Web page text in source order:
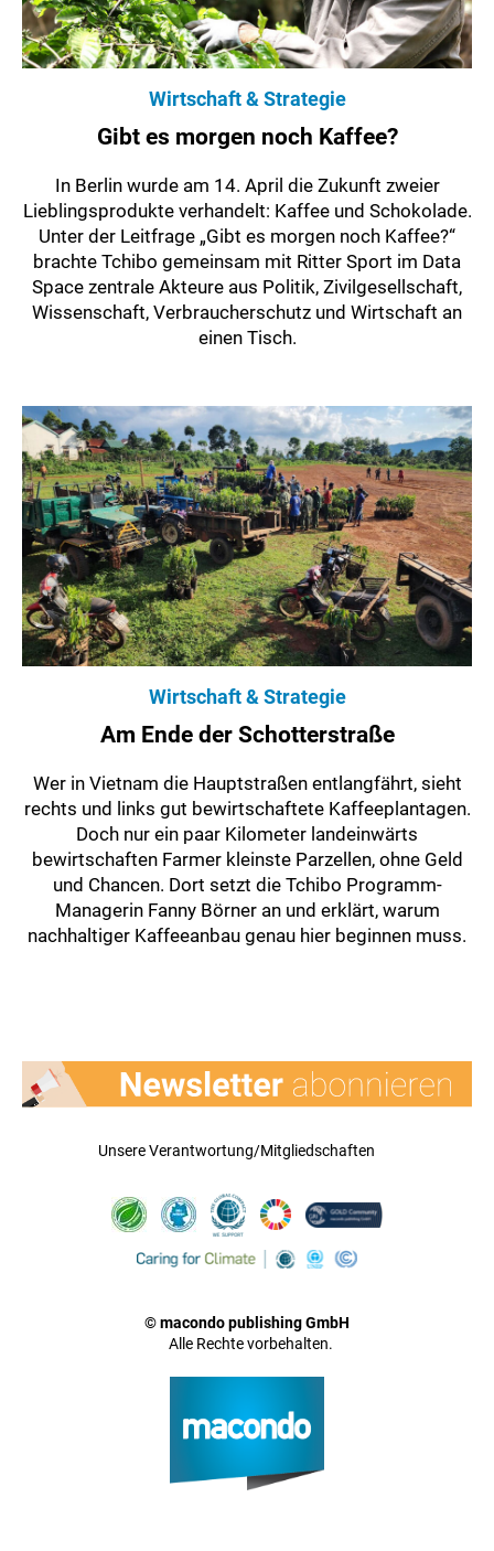
Wirtschaft & Strategie
Gibt es morgen noch Kaffee?
In Berlin wurde am 14. April die Zukunft zweier
Lieblingsprodukte verhandelt: Kaffee und Schokolade.
Unter der Leitfrage „Gibt es morgen noch Kaffee?“
brachte Tchibo gemeinsam mit Ritter Sport im Data
Space zentrale Akteure aus Politik, Zivilgesellschaft,
Wissenschaft, Verbraucherschutz und Wirtschaft an
einen Tisch.
Wirtschaft & Strategie
Am Ende der Schotterstraße
Wer in Vietnam die Hauptstraßen entlangfährt, sieht
rechts und links gut bewirtschaftete Kaffeeplantagen.
Doch nur ein paar Kilometer landeinwärts
bewirtschaften Farmer kleinste Parzellen, ohne Geld
und Chancen. Dort setzt die Tchibo Programm-
Managerin Fanny Börner an und erklärt, warum
nachhaltiger Kaffeeanbau genau hier beginnen muss.
Unsere Verantwortung/Mitgliedschaften
© macondo publishing GmbH
Alle Rechte vorbehalten.